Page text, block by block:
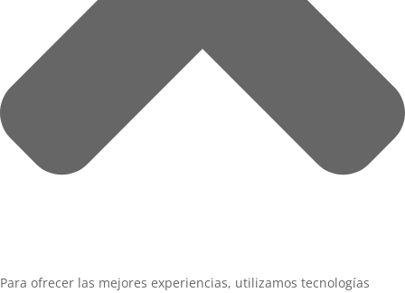
Para ofrecer las mejores experiencias, utilizamos tecnologías